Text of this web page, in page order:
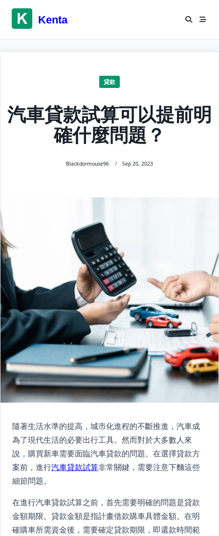
content
Kenta
貸款
汽車貸款試算可以提前明
確什麼問題？
Blackdormouse96 Sep 20, 2023
隨著生活水準的提高，城市化進程的不斷推進，汽車成
為了現代生活的必要出行工具。然而對於大多數人來
說，購買新車需要面臨汽車貸款的問題。在選擇貸款方
案前，進行汽車貸款試算非常關鍵，需要注意下麵這些
細節問題。
在進行汽車貸款試算之前，首先需要明確的問題是貸款
金額期限。貸款金額是指計畫借款購車具體金額。在明
確購車所需資金後，需要確定貸款期限，即還款時間範